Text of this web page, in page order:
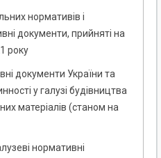
нормативів і
документи, прийняті на
року
документи України та
у галузі будівництва
матеріалів (станом на
нормативні